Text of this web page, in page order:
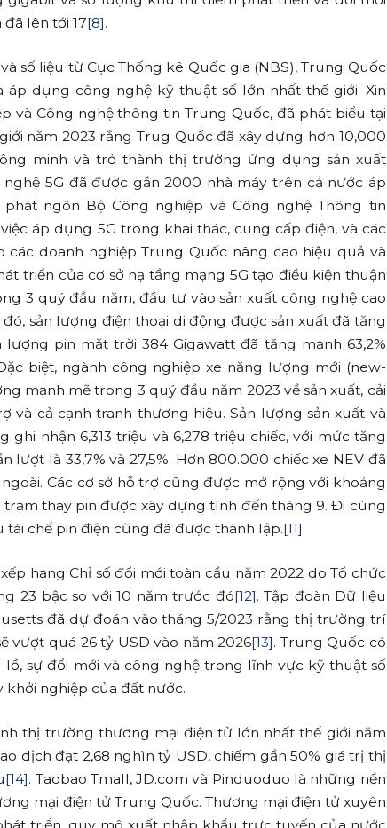
lên tới 17[8].
số liệu từ Cục Thống kê Quốc gia (NBS), Trung Quốc
dụng công nghệ kỹ thuật số lớn nhất thế giới. Xin
và Công nghệ thông tin Trung Quốc, đã phát biểu tại
năm 2023 rằng Trug Quốc đã xây dựng hơn 10,000
minh và trỏ thành thị trường ứng dụng sản xuất
5G đã được gần 2000 nhà máy trên cả nước áp
ngôn Bộ Công nghiệp và Công nghệ Thông tin
áp dụng 5G trong khai thác, cung cấp điện, và các
doanh nghiệp Trung Quốc nâng cao hiệu quả và
triển của cơ sở hạ tầng mạng 5G tạo điều kiện thuận
3 quý đầu năm, đầu tư vào sản xuất công nghệ cao
sản lượng điện thoại di động được sản xuất đã tăng
lượng pin mặt trời 384 Gigawatt đã tăng mạnh 63,2%
biệt, ngành công nghiệp xe năng lượng mới (new-
mạnh mẽ trong 3 quý đầu năm 2023 về sản xuất, cải
và cả cạnh tranh thương hiệu. Sản lượng sản xuất và
ghi nhận 6,313 triệu và 6,278 triệu chiếc, với mức tăng
lượt là 33,7% và 27,5%. Hơn 800.000 chiếc xe NEV đã
Các cơ sở hỗ trợ cũng được mở rộng với khoảng
trạm thay pin được xây dựng tính đến tháng 9. Đi cùng
tái chế pin điện cũng đã được thành lập.[11]
hạng Chỉ số đổi mới toàn cầu năm 2022 do Tổ chức
23 bậc so với 10 năm trước đó[12]. Tập đoàn Dữ liệu
đã dự đoán vào tháng 5/2023 rằng thị trường trí
vượt quá 26 tỷ USD vào năm 2026[13]. Trung Quốc có
lồ, sự đổi mới và công nghệ trong lĩnh vực kỹ thuật số
nghiệp của đất nước.
thị trường thương mại điện tử lớn nhất thế giới năm
dịch đạt 2,68 nghìn tỷ USD, chiếm gần 50% giá trị thị
[14]. Taobao Tmall, JD.com và Pinduoduo là những nền
mại điện tử Trung Quốc. Thương mại điện tử xuyên